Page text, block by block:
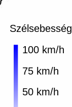
Szélsebesség
100 km/h
75 km/h
50 km/h